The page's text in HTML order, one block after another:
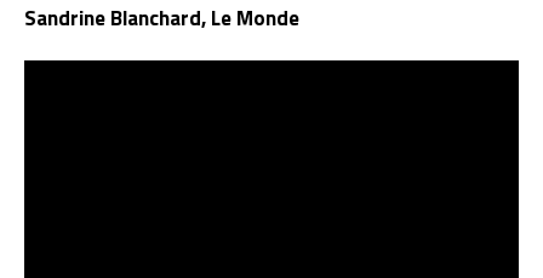
Sandrine Blanchard, Le Monde